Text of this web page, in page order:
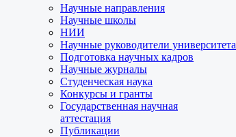
Научные направления
Научные школы
НИИ
Научные руководители университета
Подготовка научных кадров
Научные журналы
Студенческая наука
Конкурсы и гранты
Государственная научная
аттестация
Публикации